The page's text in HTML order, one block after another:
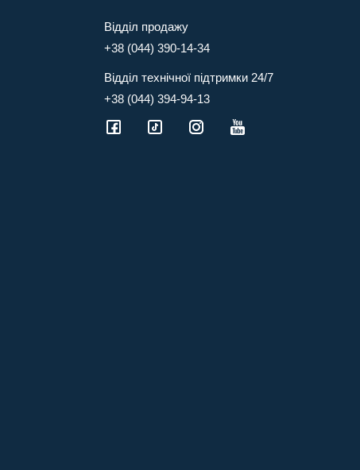
Відділ продажу
+38 (044) 390-14-34
Відділ технічної підтримки 24/7
+38 (044) 394-94-13